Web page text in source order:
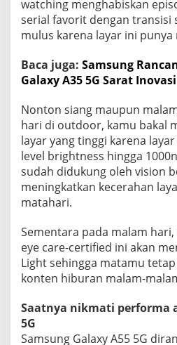
watching menghabiskan
serial favorit dengan transisi
mulus karena layar ini punya
Baca juga: Samsung
Galaxy A35 5G Sarat
Nonton siang maupun
hari di outdoor, kamu bakal
layar yang tinggi karena
level brightness hingga
sudah didukung oleh vision
meningkatkan kecerahan
matahari.
Sementara pada malam hari,
eye care-certified ini akan
Light sehingga matamu
konten hiburan malam-
Saatnya nikmati performa
5G
Samsung Galaxy A55 5G